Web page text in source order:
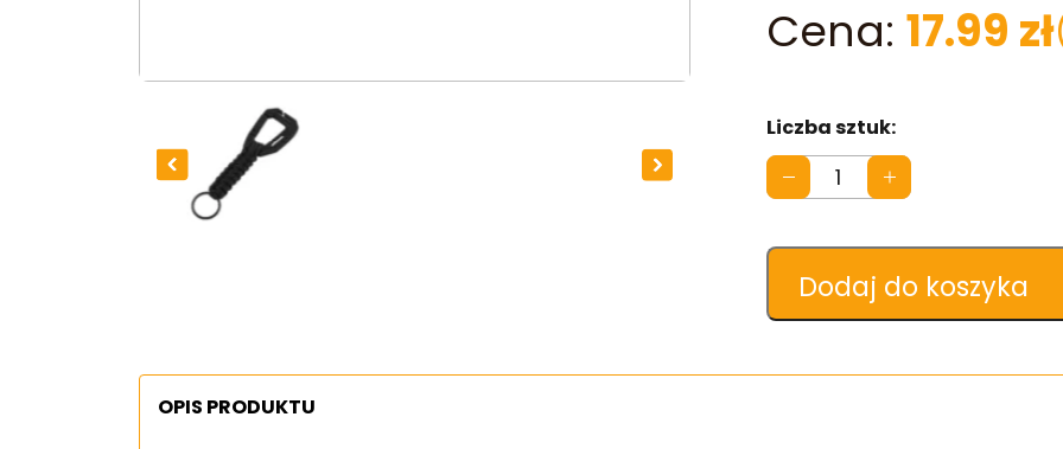
17.99 zł
ilość
BRELOK
TEC
PARACORD
WITH
Dodaj do koszyka
OPIS PRODUKTU